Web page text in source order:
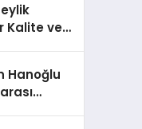
Kalite ve
Hanoğlu